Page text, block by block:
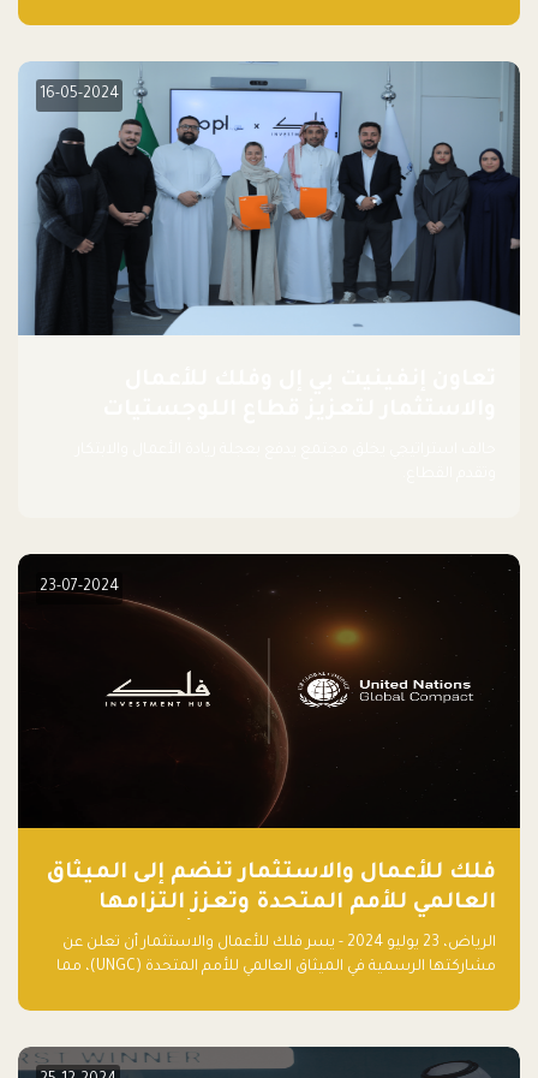
الأعمال، اللواتي خضعن لبرنامج حاضنة مدته 8 أسابيع، أفكاراً مبتكرة
والترفيه التعليمي
16-05-2024
23-07-2024
فلك للأعمال والاستثمار تنضم إلى الميثاق
العالمي للأمم المتحدة وتعزز التزامها
بالاستدامة مع مسرعة فلاقشِب: تقنيات
المناخ
الرياض، 23 يوليو 2024 - يسر فلك للأعمال والاستثمار أن تعلن عن
مشاركتها الرسمية في الميثاق العالمي للأمم المتحدة (UNGC)، مما